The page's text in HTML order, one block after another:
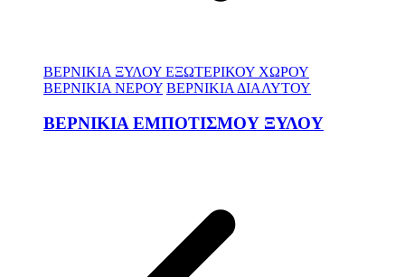
ΒΕΡΝΙΚΙΑ ΞΥΛΟΥ ΕΞΩΤΕΡΙΚΟΥ ΧΩΡΟΥ
ΒΕΡΝΙΚΙΑ ΝΕΡΟΥ ΒΕΡΝΙΚΙΑ ΔΙΑΛΥΤΟΥ
ΒΕΡΝΙΚΙΑ ΕΜΠΟΤΙΣΜΟΥ ΞΥΛΟΥ